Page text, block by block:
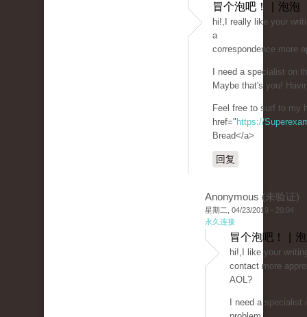
冒个泡吧！ | 泡泡
hi!,I really like your
a
correspondence more
I need a specialist on
Maybe that's you!
Feel free to surf to my
href=" https://
Bread</a>
回复
Anonymous (未验证)
星期二, 04/23/2019 - 20:04
永久连接
冒个泡吧！ |
hi!,I like your
contact more
AOL?
I need a